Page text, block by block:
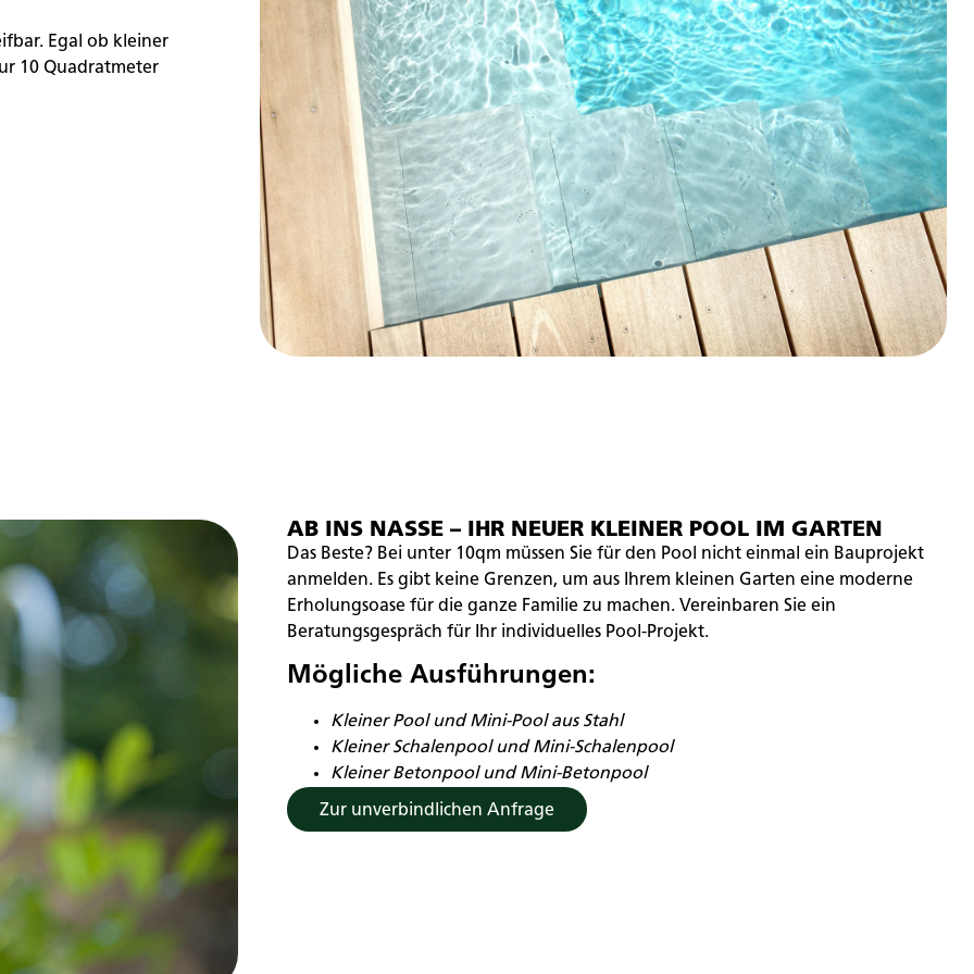
Egal ob kleiner
10 Quadratmeter
AB INS NASSE – IHR NEUER KLEINER POOL IM GARTEN
Das Beste? Bei unter 10qm müssen Sie für den Pool nicht einmal ein Bauprojekt
anmelden. Es gibt keine Grenzen, um aus Ihrem kleinen Garten eine moderne
Erholungsoase für die ganze Familie zu machen. Vereinbaren Sie ein
Beratungsgespräch für Ihr individuelles Pool-Projekt.
Mögliche Ausführungen:
Kleiner Pool und Mini-Pool aus Stahl
Kleiner Schalenpool und Mini-Schalenpool
Kleiner Betonpool und Mini-Betonpool
Zur unverbindlichen Anfrage